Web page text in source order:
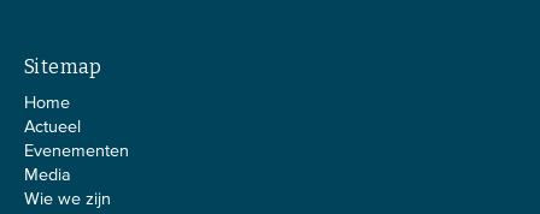
Sitemap
Home
Actueel
Evenementen
Media
Wie we zijn